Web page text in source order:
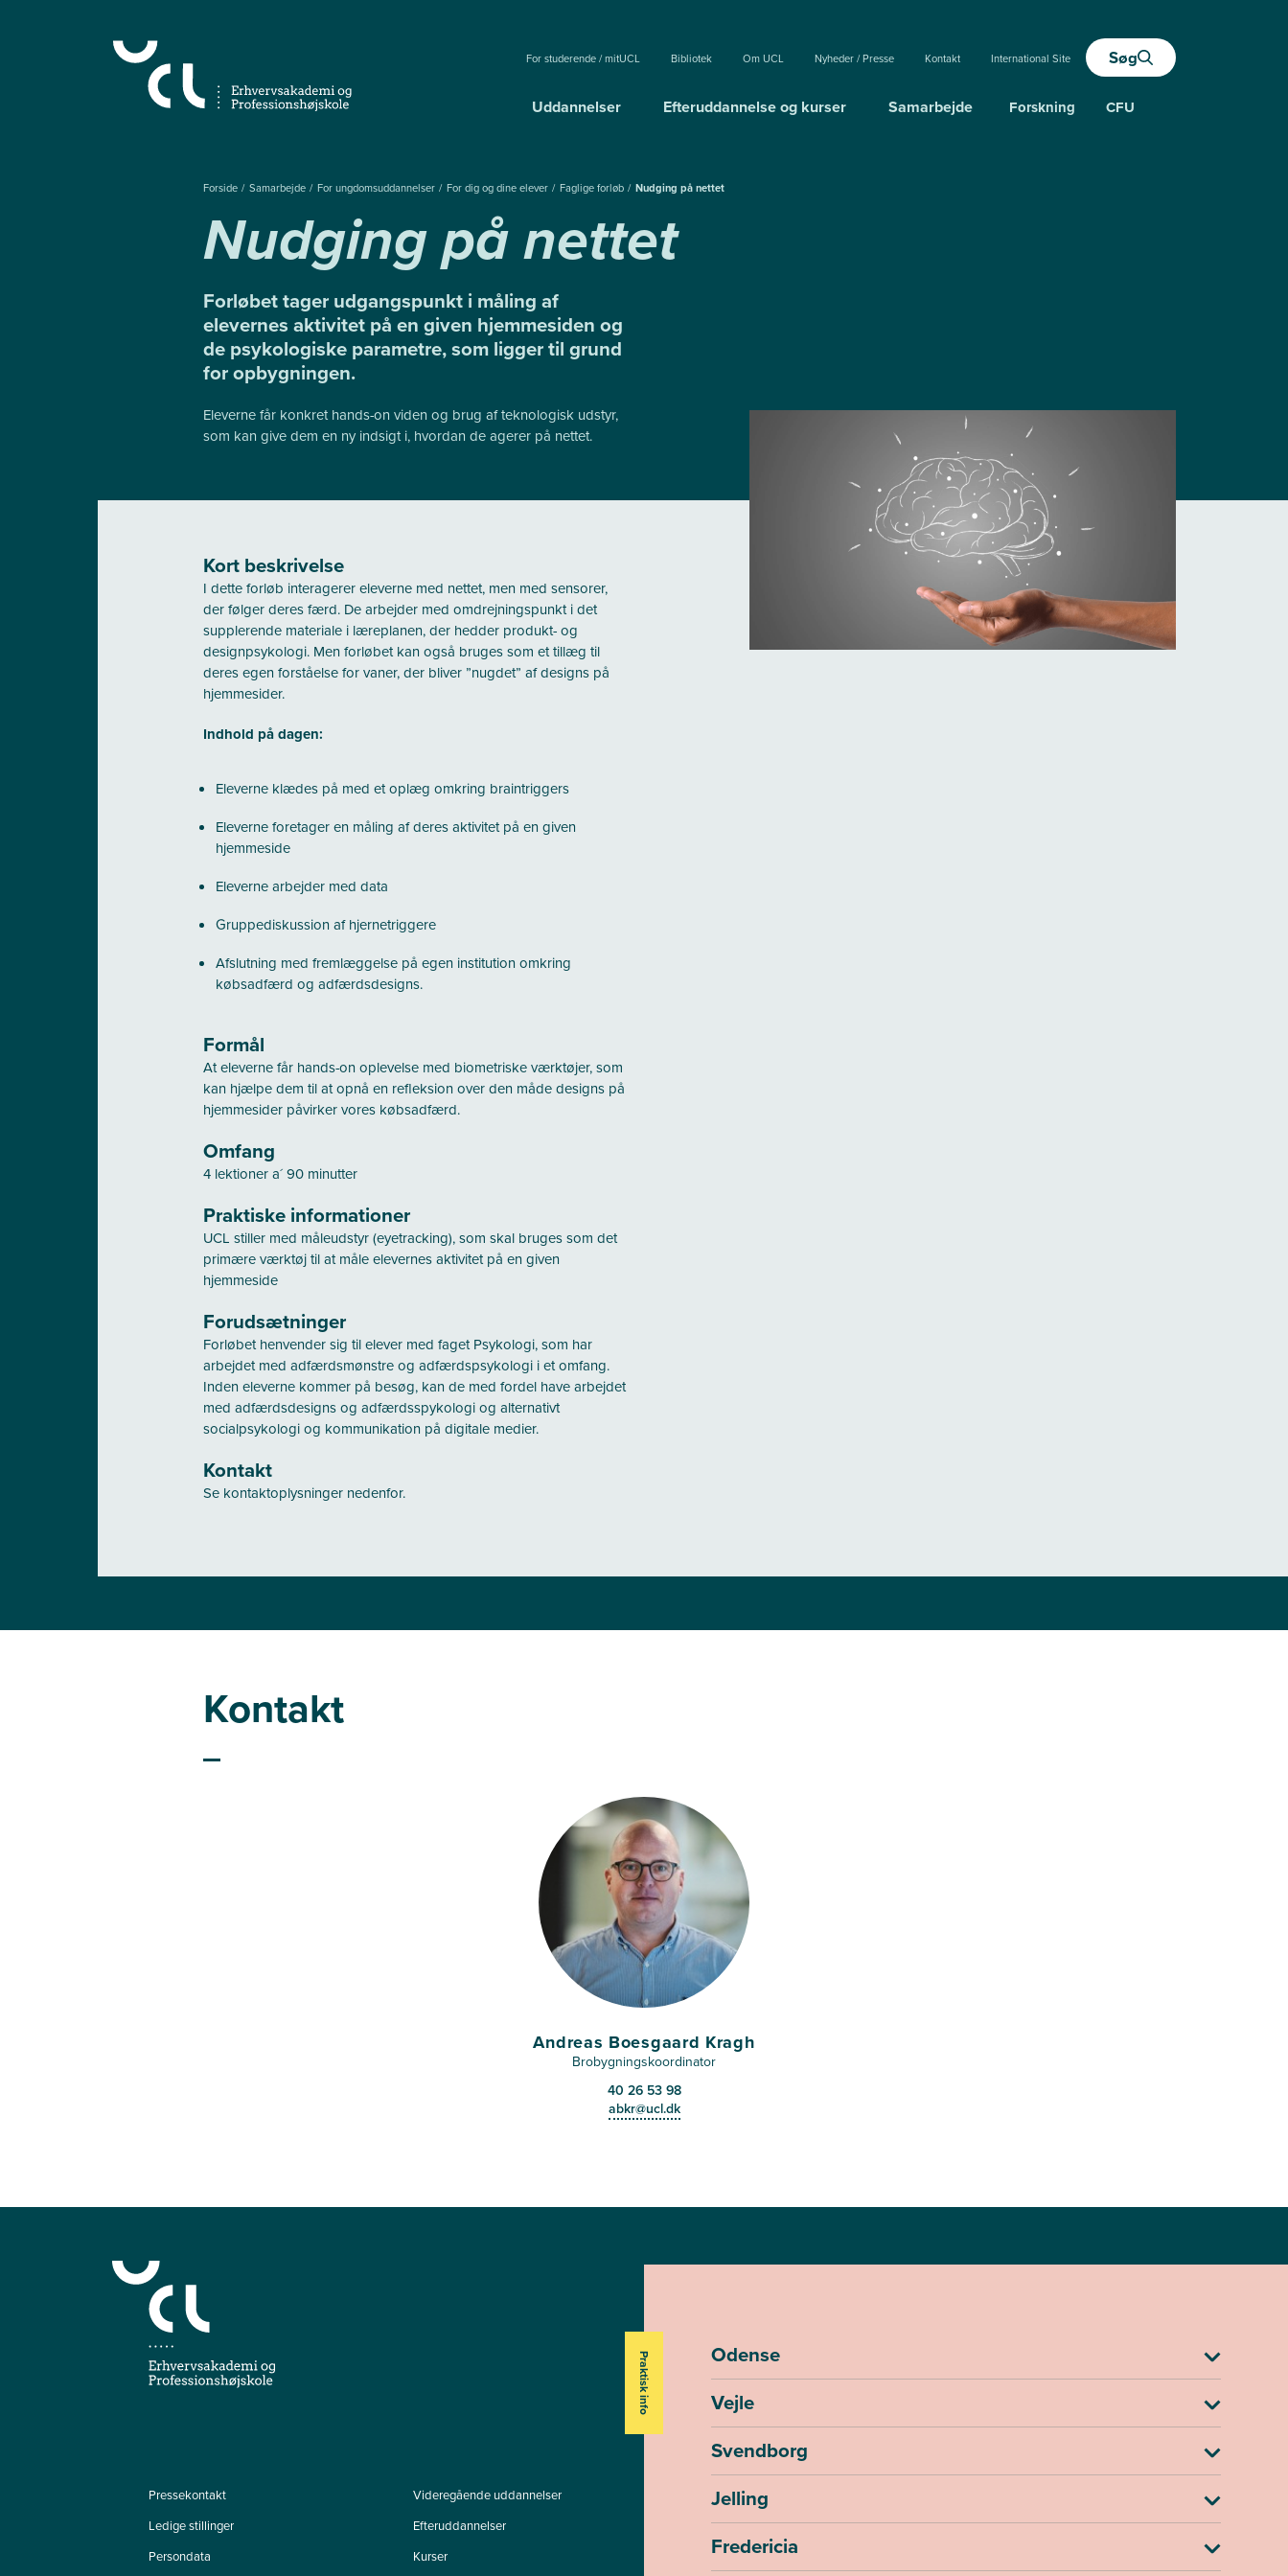
For studerende / mitUCL Bibliotek Om UCL Nyheder / Presse Kontakt International Site Søg
Uddannelser Efteruddannelse og kurser Samarbejde Forskning CFU
Forside Samarbejde For ungdomsuddannelser For dig og dine elever Faglige forløb Nudging på nettet
Nudging på nettet
Forløbet tager udgangspunkt i måling af
elevernes aktivitet på en given hjemmesiden og
de psykologiske parametre, som ligger til grund
for opbygningen.
Eleverne får konkret hands-on viden og brug af teknologisk udstyr,
som kan give dem en ny indsigt i, hvordan de agerer på nettet.
Kort beskrivelse
I dette forløb interagerer eleverne med nettet, men med sensorer,
der følger deres færd. De arbejder med omdrejningspunkt i det
supplerende materiale i læreplanen, der hedder produkt- og
designpsykologi. Men forløbet kan også bruges som et tillæg til
deres egen forståelse for vaner, der bliver ”nugdet” af designs på
hjemmesider.
Indhold på dagen:
Eleverne klædes på med et oplæg omkring braintriggers
Eleverne foretager en måling af deres aktivitet på en given
hjemmeside
Eleverne arbejder med data
Gruppediskussion af hjernetriggere
Afslutning med fremlæggelse på egen institution omkring
købsadfærd og adfærdsdesigns.
Formål
At eleverne får hands-on oplevelse med biometriske værktøjer, som
kan hjælpe dem til at opnå en refleksion over den måde designs på
hjemmesider påvirker vores købsadfærd.
Omfang
4 lektioner a´ 90 minutter
Praktiske informationer
UCL stiller med måleudstyr (eyetracking), som skal bruges som det
primære værktøj til at måle elevernes aktivitet på en given
hjemmeside
Forudsætninger
Forløbet henvender sig til elever med faget Psykologi, som har
arbejdet med adfærdsmønstre og adfærdspsykologi i et omfang.
Inden eleverne kommer på besøg, kan de med fordel have arbejdet
med adfærdsdesigns og adfærdsspykologi og alternativt
socialpsykologi og kommunikation på digitale medier.
Kontakt
Se kontaktoplysninger nedenfor.
Kontakt
Andreas Boesgaard Kragh
Brobygningskoordinator
40 26 53 98
abkr@ucl.dk
Pressekontakt
Ledige stillinger
Persondata
Videregående uddannelser
Efteruddannelser
Kurser
Praktisk info
Odense
Vejle
Svendborg
Jelling
Fredericia